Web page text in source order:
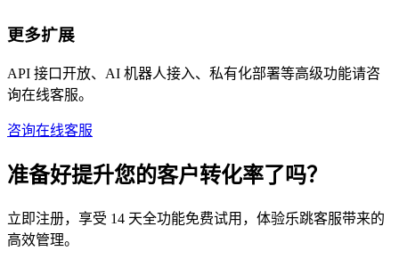
更多扩展
API 接口开放、AI 机器人接入、私有化部署等高级功能请咨
询在线客服。
咨询在线客服
准备好提升您的客户转化率了吗？
立即注册，享受 14 天全功能免费试用，体验乐跳客服带来的
高效管理。